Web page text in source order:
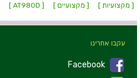
[ מקצועיות ] [ מקצועיים ] [ AT980D ]
עקבו אחרינו
Facebook